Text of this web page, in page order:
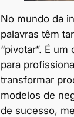
No mundo da
palavras têm
“pivotar”. É
para
transformar
modelos de
de sucesso,